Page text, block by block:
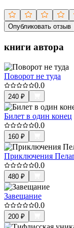
Опубликовать отзыв
книги автора
Поворот не туда
0.0
240 ₽
Билет в один конец
0.0
160 ₽
Приключения
0.0
480 ₽
Завещание
0.0
200 ₽